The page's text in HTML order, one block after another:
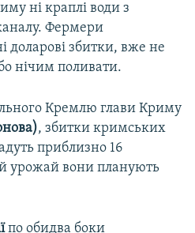
ні краплі води з
Фермери
доларові збитки, вже не
нічим поливати.
Кремлю глави Криму
, збитки кримських
приблизно 16
урожай вони планують
по обидва боки